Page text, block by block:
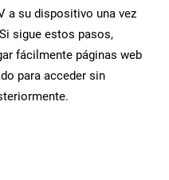
a su dispositivo una vez
sigue estos pasos,
fácilmente páginas web
para acceder sin